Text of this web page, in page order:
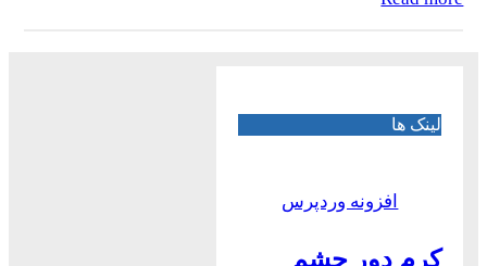
لینک ها
افزونه وردپرس
کرم دور چشم